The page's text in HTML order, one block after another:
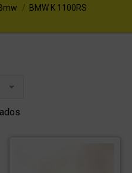
BMW K 1100RS